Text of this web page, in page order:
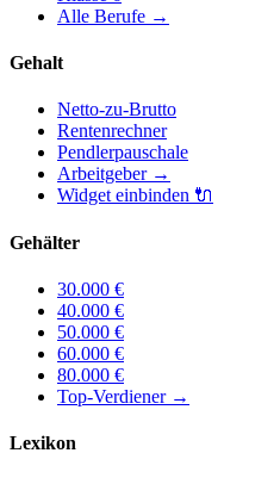
Alle Berufe →
Gehalt
Netto-zu-Brutto
Rentenrechner
Pendlerpauschale
Arbeitgeber→
Widget einbinden 🔌
Gehälter
30.000 €
40.000 €
50.000 €
60.000 €
80.000 €
Top-Verdiener→
Lexikon